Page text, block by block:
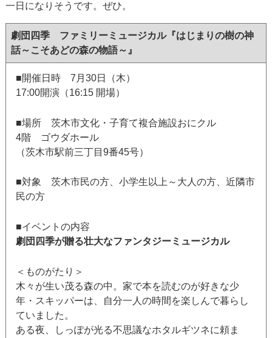
一日になりそうです。ぜひ。
劇団四季 ファミリーミュージカル『はじまりの樹の神
話～こそあどの森の物語～』
■開催日時 7月30日（木）
17:00開演（16:15 開場）
■場所 茨木市文化・子育て複合施設おにクル
4階 ゴウダホール
（茨木市駅前三丁目9番45号）
■対象 茨木市民の方、小学生以上～大人の方、近隣市
民の方
■イベントの内容
劇団四季が贈る壮大なファンタジーミュージカル
＜ものがたり＞
木々が生い茂る森の中。家で本を読むのが好きな少
年・スキッパーは、自分一人の時間を楽しんで暮らし
ていました。
ある夜、しっぽが光る不思議なホタルギツネに頼ま